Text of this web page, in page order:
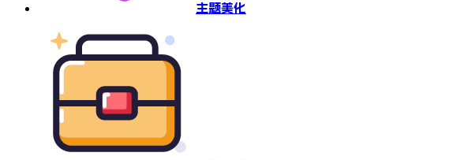
主题美化